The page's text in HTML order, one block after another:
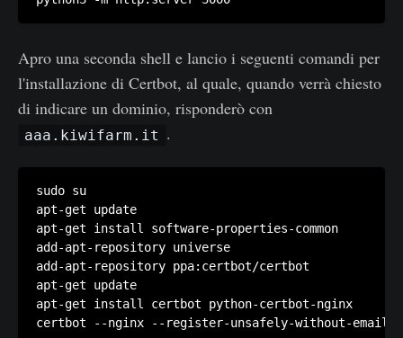
Apro una seconda shell e lancio i seguenti comandi per
l'installazione di Certbot, al quale, quando verrà chiesto
di indicare un dominio, risponderò con
aaa.kiwifarm.it .
sudo su
apt-get update
apt-get install software-properties-common
add-apt-repository universe
add-apt-repository ppa:certbot/certbot
apt-get update
apt-get install certbot python-certbot-nginx